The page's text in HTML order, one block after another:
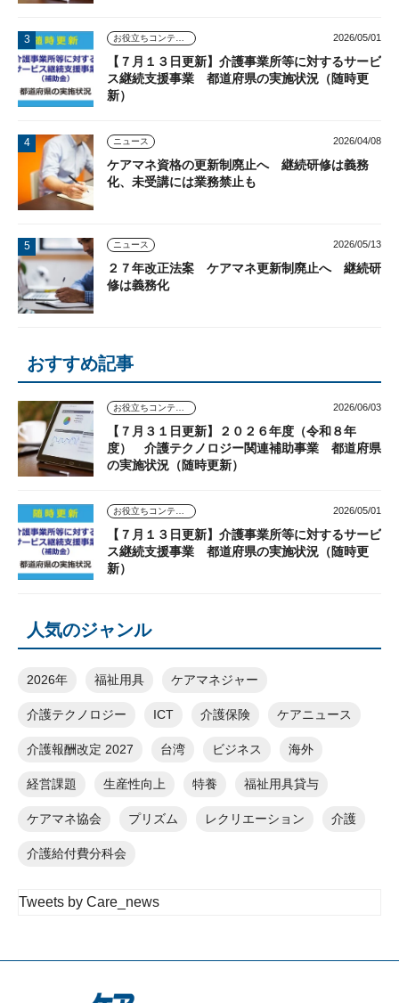
2026/05/01
【７月１３日更新】介護事業所等に対するサービ
ス継続支援事業 都道府県の実施状況（随時更
新）
ニュース 2026/04/08
ケアマネ資格の更新制廃止へ 継続研修は義務
化、未受講には業務禁止も
ニュース 2026/05/13
２７年改正法案 ケアマネ更新制廃止へ 継続研
修は義務化
おすすめ記事
2026/06/03
【７月３１日更新】２０２６年度（令和８年
度） 介護テクノロジー関連補助事業 都道府県
の実施状況（随時更新）
2026/05/01
【７月１３日更新】介護事業所等に対するサービ
ス継続支援事業 都道府県の実施状況（随時更
新）
人気のジャンル
2026年 福祉用具 ケアマネジャー
介護テクノロジー ICT 介護保険 ケアニュース
介護報酬改定 2027 台湾 ビジネス 海外
経営課題 生産性向上 特養 福祉用具貸与
ケアマネ協会 プリズム レクリエーション 介護
介護給付費分科会
Tweets by Care_news